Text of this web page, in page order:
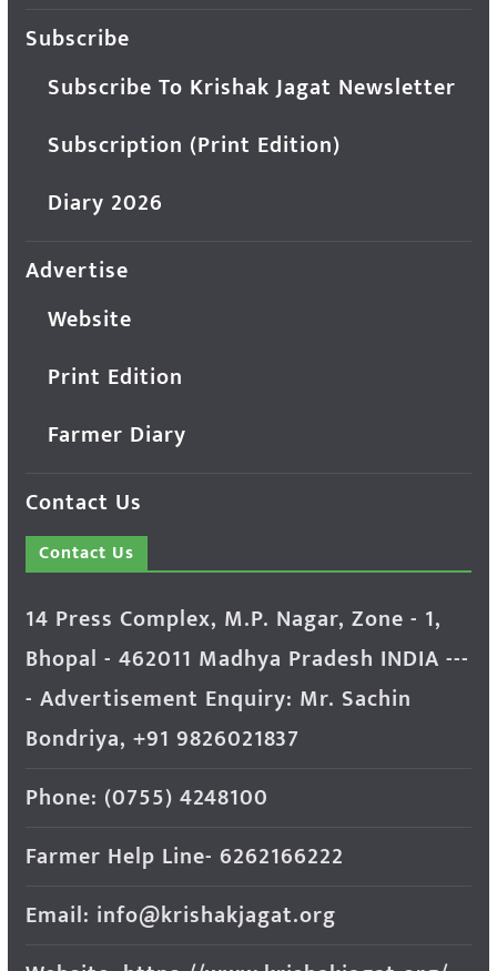
Subscribe
Subscribe To Krishak Jagat Newsletter
Subscription (Print Edition)
Diary 2026
Advertise
Website
Print Edition
Farmer Diary
Contact Us
Contact Us
14 Press Complex, M.P. Nagar, Zone - 1,
Bhopal - 462011 Madhya Pradesh INDIA ---
- Advertisement Enquiry: Mr. Sachin
Bondriya, +91 9826021837
Phone: (0755) 4248100
Farmer Help Line- 6262166222
Email: info@krishakjagat.org